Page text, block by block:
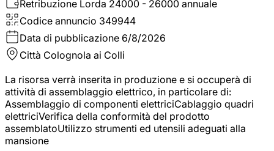
Retribuzione Lorda 24000 - 26000 annuale
Codice annuncio 349944
Data di pubblicazione 6/8/2026
Città Colognola ai Colli
La risorsa verrà inserita in produzione e si occuperà di
attività di assemblaggio elettrico, in particolare di:
Assemblaggio di componenti elettriciCablaggio quadri
elettriciVerifica della conformità del prodotto
assemblatoUtilizzo strumenti ed utensili adeguati alla
mansione